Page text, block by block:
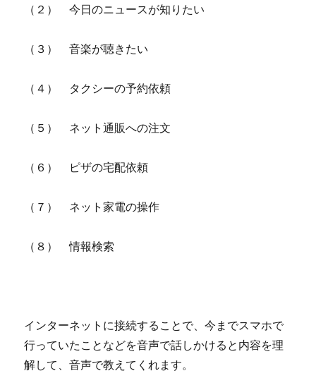
（２） 今日のニュースが知りたい
（３） 音楽が聴きたい
（４） タクシーの予約依頼
（５） ネット通販への注文
（６） ピザの宅配依頼
（７） ネット家電の操作
（８） 情報検索
インターネットに接続することで、今までスマホで
行っていたことなどを音声で話しかけると内容を理
解して、音声で教えてくれます。